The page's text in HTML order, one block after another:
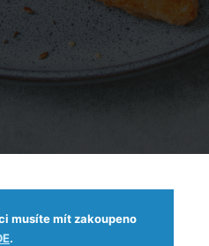
musíte mít zakoupeno
.